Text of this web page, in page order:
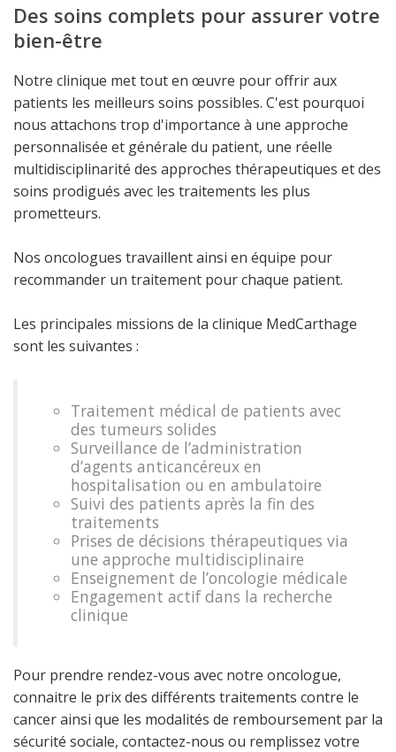
Des soins complets pour assurer votre
bien-être
Notre clinique met tout en œuvre pour offrir aux
patients les meilleurs soins possibles. C'est pourquoi
nous attachons trop d'importance à une approche
personnalisée et générale du patient, une réelle
multidisciplinarité des approches thérapeutiques et des
soins prodigués avec les traitements les plus
prometteurs.
Nos oncologues travaillent ainsi en équipe pour
recommander un traitement pour chaque patient.
Les principales missions de la clinique MedCarthage
sont les suivantes :
Traitement médical de patients avec
des tumeurs solides
Surveillance de l’administration
d’agents anticancéreux en
hospitalisation ou en ambulatoire
Suivi des patients après la fin des
traitements
Prises de décisions thérapeutiques via
une approche multidisciplinaire
Enseignement de l’oncologie médicale
Engagement actif dans la recherche
clinique
Pour prendre rendez-vous avec notre oncologue,
connaitre le prix des différents traitements contre le
cancer ainsi que les modalités de remboursement par la
sécurité sociale, contactez-nous ou remplissez votre